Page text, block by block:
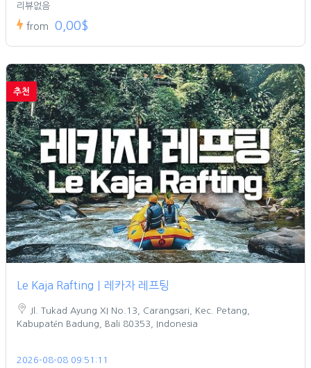
리뷰없음
from 0,00$
추천
Le Kaja Rafting｜레카자 레프팅
Jl. Tukad Ayung XI No.13, Carangsari, Kec. Petang,
Kabupatén Badung, Bali 80353, Indonesia
2026-08-08 09:51:11